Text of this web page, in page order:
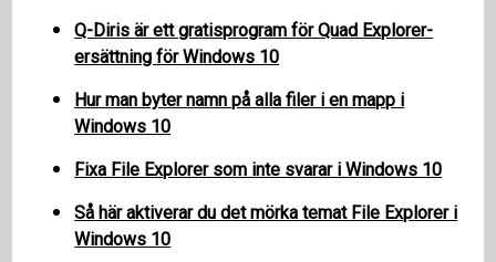
Q-Diris är ett gratisprogram för Quad Explorer-
ersättning för Windows 10
Hur man byter namn på alla filer i en mapp i
Windows 10
Fixa File Explorer som inte svarar i Windows 10
Så här aktiverar du det mörka temat File Explorer i
Windows 10